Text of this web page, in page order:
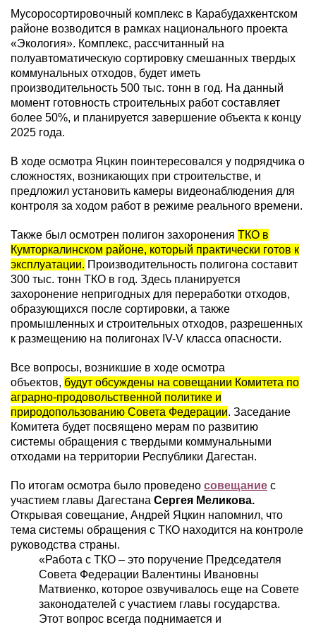
Мусоросортировочный комплекс в Карабудахкентском
районе возводится в рамках национального проекта
«Экология». Комплекс, рассчитанный на
полуавтоматическую сортировку смешанных твердых
коммунальных отходов, будет иметь
производительность 500 тыс. тонн в год. На данный
момент готовность строительных работ составляет
более 50%, и планируется завершение объекта к концу
2025 года.
В ходе осмотра Яцкин поинтересовался у подрядчика о
сложностях, возникающих при строительстве, и
предложил установить камеры видеонаблюдения для
контроля за ходом работ в режиме реального времени.
Также был осмотрен полигон захоронения ТКО в
Кумторкалинском районе, который практически готов к
эксплуатации. Производительность полигона составит
300 тыс. тонн ТКО в год. Здесь планируется
захоронение непригодных для переработки отходов,
образующихся после сортировки, а также
промышленных и строительных отходов, разрешенных
к размещению на полигонах IV-V класса опасности.
Все вопросы, возникшие в ходе осмотра
объектов, будут обсуждены на совещании Комитета по
аграрно-продовольственной политике и
природопользованию Совета Федерации. Заседание
Комитета будет посвящено мерам по развитию
системы обращения с твердыми коммунальными
отходами на территории Республики Дагестан.
По итогам осмотра было проведено совещание с
участием главы Дагестана Сергея Меликова.
Открывая совещание, Андрей Яцкин напомнил, что
тема системы обращения с ТКО находится на контроле
руководства страны.
«Работа с ТКО – это поручение Председателя
Совета Федерации Валентины Ивановны
Матвиенко, которое озвучивалось еще на Совете
законодателей с участием главы государства.
Этот вопрос всегда поднимается и